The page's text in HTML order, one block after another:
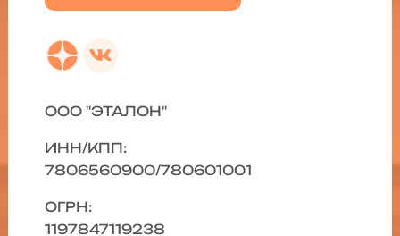
ООО "ЭТАЛОН"
ИНН/КПП:
7806560900/780601001
ОГРН:
1197847119238